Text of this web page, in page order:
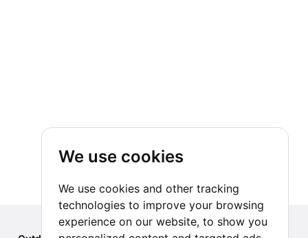
We use cookies
We use cookies and other tracking
technologies to improve your browsing
experience on our website, to show you